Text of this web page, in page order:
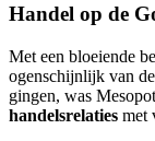
Handel op de
Met een bloeiende
ogenschijnlijk van
gingen, was
handelsrelaties met